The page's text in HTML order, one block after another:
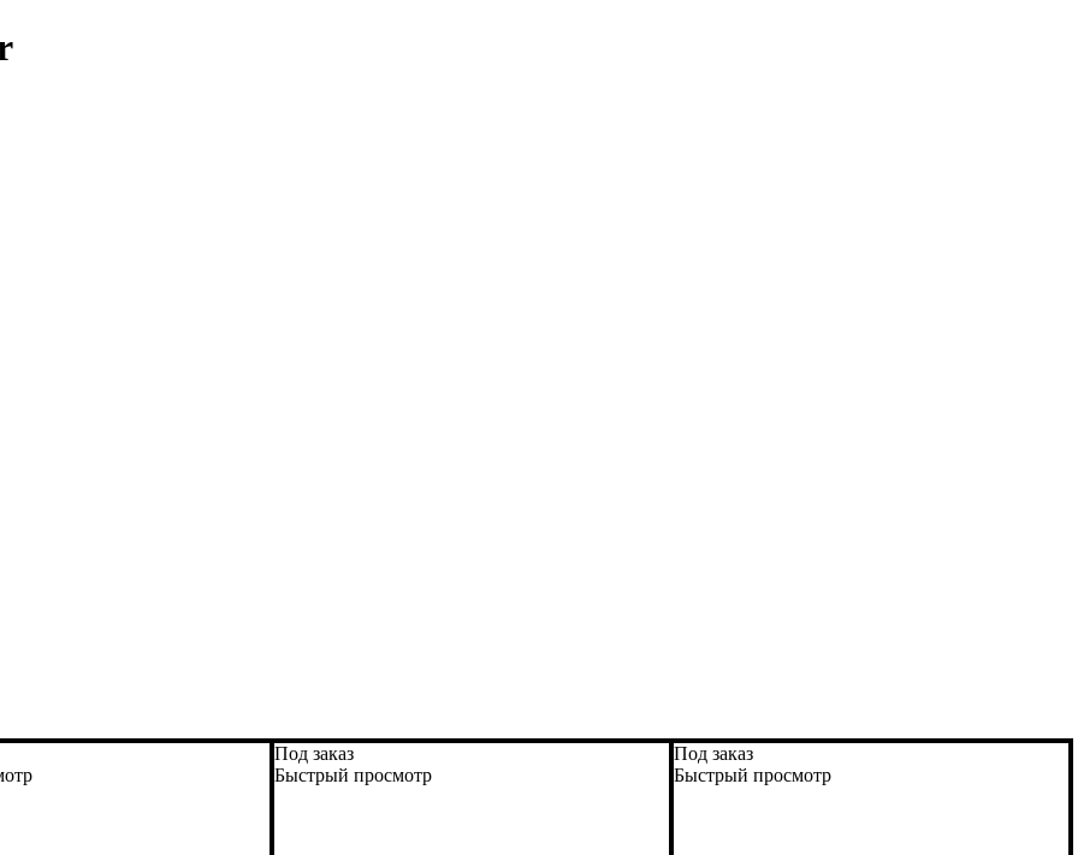
Под заказ
Быстрый просмотр
Под заказ
Быстрый просмотр